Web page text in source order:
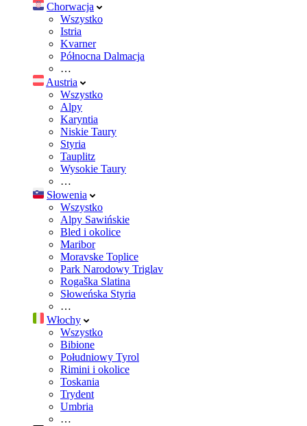
Chorwacja
Wszystko
Istria
Kvarner
Północna Dalmacja
…
Austria
Wszystko
Alpy
Karyntia
Niskie Taury
Styria
Tauplitz
Wysokie Taury
…
Słowenia
Wszystko
Alpy Sawińskie
Bled i okolice
Maribor
Moravske Toplice
Park Narodowy Triglav
Rogaška Slatina
Słoweńska Styria
…
Włochy
Wszystko
Bibione
Południowy Tyrol
Rimini i okolice
Toskania
Trydent
Umbria
…